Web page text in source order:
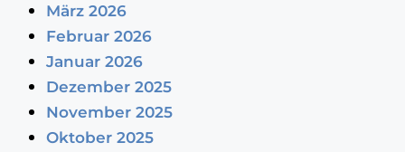
März 2026
Februar 2026
Januar 2026
Dezember 2025
November 2025
Oktober 2025